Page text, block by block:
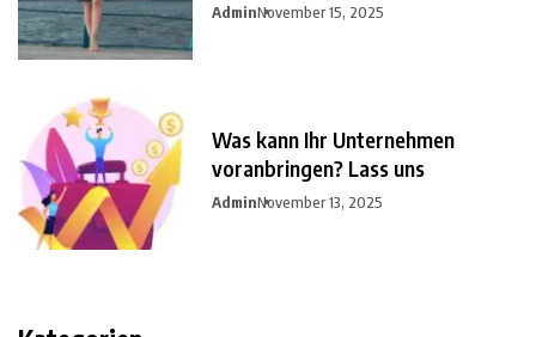
AdminNovember 15, 2025
Was kann Ihr Unternehmen
voranbringen? Lass uns
AdminNovember 13, 2025